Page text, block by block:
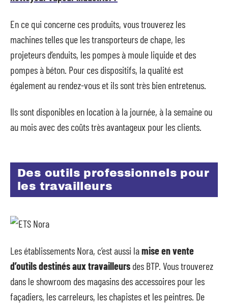
En ce qui concerne ces produits, vous trouverez les
machines telles que les transporteurs de chape, les
projeteurs d’enduits, les pompes à moule liquide et des
pompes à béton. Pour ces dispositifs, la qualité est
également au rendez-vous et ils sont très bien entretenus.
Ils sont disponibles en location à la journée, à la semaine ou
au mois avec des coûts très avantageux pour les clients.
Des outils professionnels pour
les travailleurs
Les établissements Nora, c’est aussi lamise en vente
d’outils destinés aux travailleurs des BTP. Vous trouverez
dans le showroom des magasins des accessoires pour les
façadiers, les carreleurs, les chapistes et les peintres. De